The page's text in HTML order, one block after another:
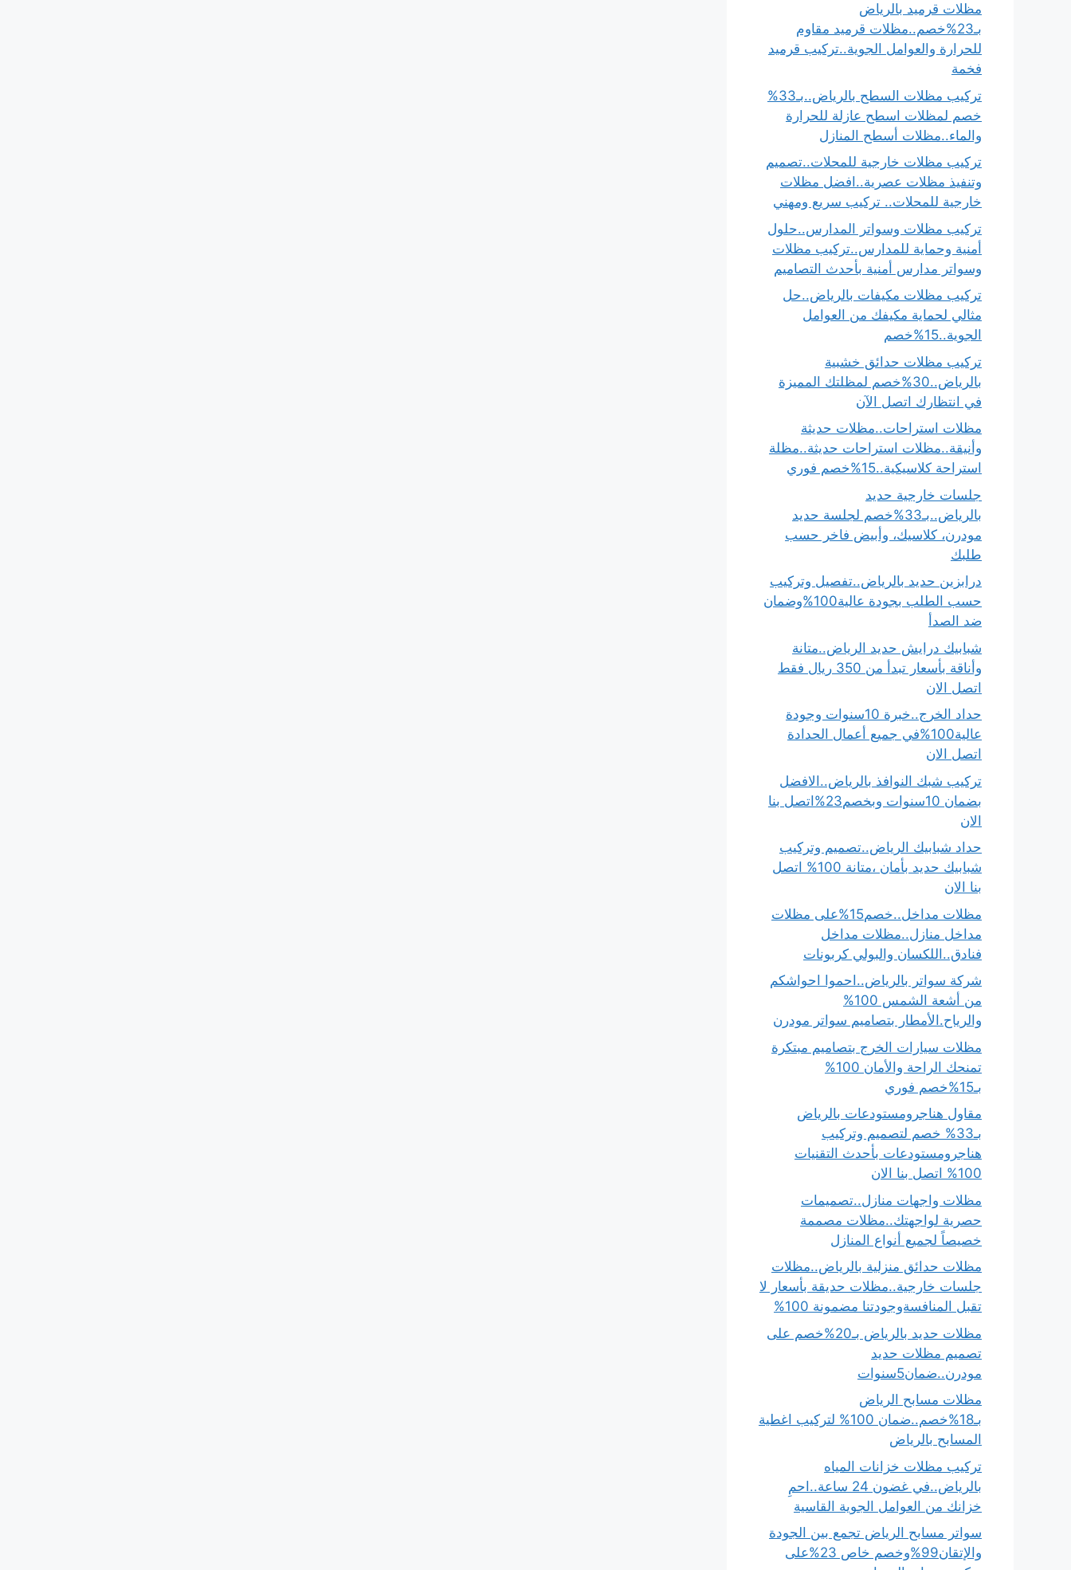
مظلات قرميد بالرياض
بـ23%خصم..مظلات قرميد مقاوم
للحرارة والعوامل الجوية..تركيب قرميد
فخمة
تركيب مظلات السطح بالرياض..بـ33%
خصم لمظلات اسطح عازلة للحرارة
والماء..مظلات أسطح المنازل
تركيب مظلات خارجية للمحلات..تصميم
وتنفيذ مظلات عصرية..افضل مظلات
خارجية للمحلات.. تركيب سريع ومهني
تركيب مظلات وسواتر المدارس..حلول
أمنية وحماية للمدارس..تركيب مظلات
وسواتر مدارس أمنية بأحدث التصاميم
تركيب مظلات مكيفات بالرياض..حل
مثالي لحماية مكيفك من العوامل
الجوية..15%خصم
تركيب مظلات حدائق خشبية
بالرياض..30%خصم لمظلتك المميزة
في انتظارك اتصل الآن
مظلات استراحات..مظلات حديثة
وأنيقة..مظلات استراحات حديثة..مظلة
استراحة كلاسيكية..15%خصم فوري
جلسات خارجية حديد
بالرياض..بـ33%خصم لجلسة حديد
مودرن، كلاسيك، وأبيض فاخر حسب
طلبك
درابزين حديد بالرياض..تفصيل وتركيب
حسب الطلب بجودة عالية100%وضمان
ضد الصدأ
شبابيك درايش حديد الرياض..متانة
وأناقة بأسعار تبدأ من 350 ريال فقط
اتصل الان
حداد الخرج..خبرة 10سنوات وجودة
عالية100%في جميع أعمال الحدادة
اتصل الان
تركيب شبك النوافذ بالرياض..الافضل
بضمان 10سنوات وبخصم23%اتصل بنا
الان
حداد شبابيك الرياض..تصميم وتركيب
شبابيك حديد بأمان ،متانة 100% اتصل
بنا الان
مظلات مداخل..خصم15%على مظلات
مداخل منازل..مظلات مداخل
فنادق..اللكسان والبولي كربونات
شركة سواتر بالرياض..احموا احواشكم
من أشعة الشمس 100%
والرياح.الأمطار بتصاميم سواتر مودرن
مظلات سيارات الخرج بتصاميم مبتكرة
تمنحك الراحة والأمان 100%
بـ15%خصم فوري
مقاول هناجرومستودعات بالرياض
بـ33% خصم لتصميم وتركيب
هناجرومستودعات بأحدث التقنيات
100% اتصل بنا الان
مظلات واجهات منازل..تصميمات
حصرية لواجهتك..مظلات مصممة
خصيصاً لجميع أنواع المنازل
مظلات حدائق منزلية بالرياض..مظلات
جلسات خارجية..مظلات حديقة بأسعار لا
تقبل المنافسةوجودتنا مضمونة 100%
مظلات حديد بالرياض بـ20%خصم على
تصميم مظلات حديد
مودرن..ضمان5سنوات
مظلات مسابح الرياض
بـ18%خصم..ضمان 100% لتركيب اغطية
المسابح بالرياض
تركيب مظلات خزانات المياه
بالرياض..في غضون 24 ساعة..احمِ
خزانك من العوامل الجوية القاسية
سواتر مسابح الرياض تجمع بين الجودة
والإتقان99%وخصم خاص 23%على